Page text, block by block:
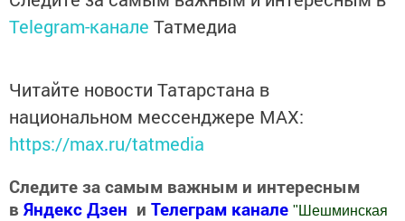
Telegram-канале Татмедиа
Читайте новости Татарстана в
национальном мессенджере MАХ:
https://max.ru/tatmedia
Следите за самым важным и интересным
в Яндекс Дзен и Телеграм канале " Шешминская